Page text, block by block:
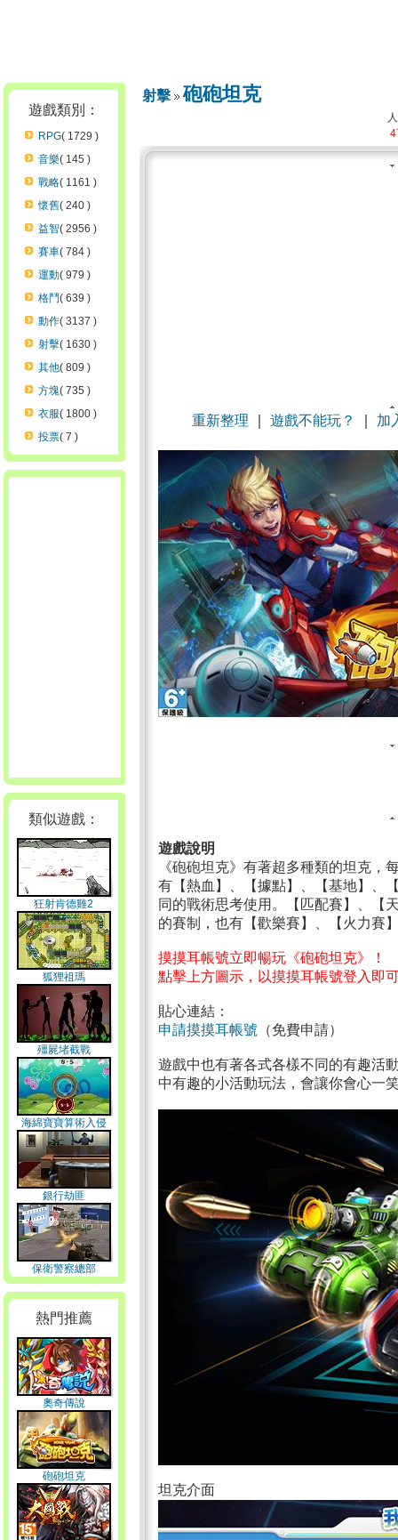
遊戲類別：
RPG( 1729 )
音樂( 145 )
戰略( 1161 )
懷舊( 240 )
益智( 2956 )
賽車( 784 )
運動( 979 )
格鬥( 639 )
動作( 3137 )
射擊( 1630 )
其他( 809 )
方塊( 735 )
衣服( 1800 )
投票( 7 )
類似遊戲：
狂射肯德雞2
狐狸祖瑪
殭屍堵截戰
海綿寶寶算術入侵
銀行劫匪
保衛警察總部
熱門推薦
奧奇傳說
砲砲坦克
射擊 砲砲坦克
重新整理 ｜遊戲不能玩？ 加
遊戲說明
《砲砲坦克》有著超多種類的坦克，
有【熱血】、【據點】、【基地】、
同的戰術思考使用。【匹配賽】、【
的賽制，也有【歡樂賽】、【火力賽
摸摸耳帳號立即暢玩《砲砲坦克》！
點擊上方圖示，以摸摸耳帳號登入即
貼心連結：
申請摸摸耳帳號 （免費申請）
遊戲中也有著各式各樣不同的有趣活
中有趣的小活動玩法，會讓你會心一
坦克介面